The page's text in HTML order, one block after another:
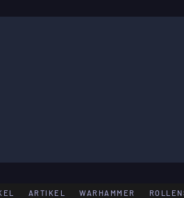
ARTIKEL WARHAMMER